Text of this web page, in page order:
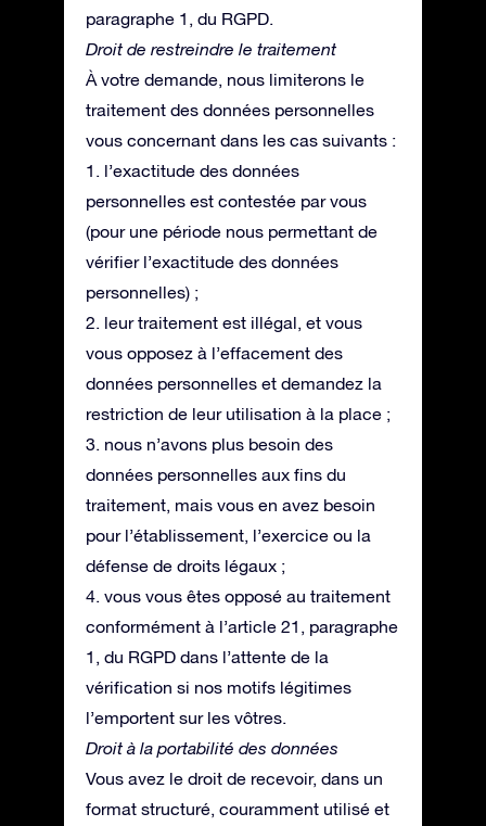
paragraphe 1, du RGPD.
Droit de restreindre le traitement
À votre demande, nous limiterons le
traitement des données personnelles
vous concernant dans les cas suivants :
1. l’exactitude des données
personnelles est contestée par vous
(pour une période nous permettant de
vérifier l’exactitude des données
personnelles) ;
2. leur traitement est illégal, et vous
vous opposez à l’effacement des
données personnelles et demandez la
restriction de leur utilisation à la place ;
3. nous n’avons plus besoin des
données personnelles aux fins du
traitement, mais vous en avez besoin
pour l’établissement, l’exercice ou la
défense de droits légaux ;
4. vous vous êtes opposé au traitement
conformément à l’article 21, paragraphe
1, du RGPD dans l’attente de la
vérification si nos motifs légitimes
l’emportent sur les vôtres.
Droit à la portabilité des données
Vous avez le droit de recevoir, dans un
format structuré, couramment utilisé et